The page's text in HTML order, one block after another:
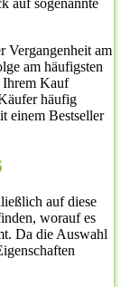
Vergangenheit am
am häufigsten
Ihrem Kauf
häufig
einem Bestseller
auf diese
worauf es
Da die Auswahl